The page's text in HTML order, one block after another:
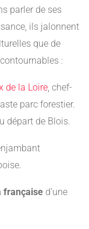
parler de ses
ils jalonnent
que de
:
de la Loire, chef-
parc forestier.
départ de Blois.
française d’une